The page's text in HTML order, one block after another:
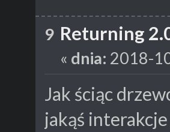
9 Returning
« dnia: 2018-
Jak ściąc
jakąś